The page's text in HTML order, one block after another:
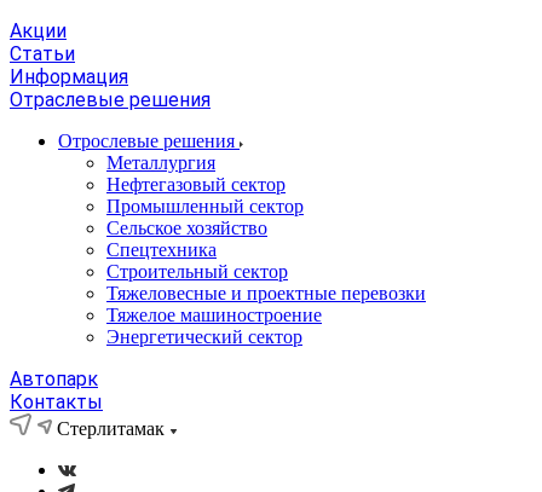
Акции
Статьи
Информация
Отраслевые решения
Отрослевые решения
Металлургия
Нефтегазовый сектор
Промышленный сектор
Сельское хозяйство
Спецтехника
Строительный сектор
Тяжеловесные и проектные перевозки
Тяжелое машиностроение
Энергетический сектор
Автопарк
Контакты
Стерлитамак